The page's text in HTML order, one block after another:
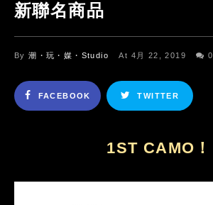
新聯名商品
By潮・玩・媒・Studio At 4月 22, 2019 0
FACEBOOK TWITTER
1ST CAMO！